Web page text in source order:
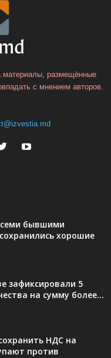
материалы, размещённые
с мнением авторов.
бывшими
хорошие
зафиксировали 5
на сумму более...
НДС на
против